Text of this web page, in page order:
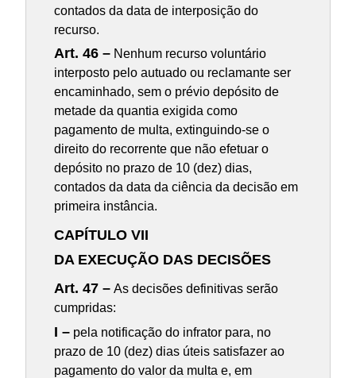
contados da data de interposição do
recurso.
Art. 46 – Nenhum recurso voluntário
interposto pelo autuado ou reclamante ser
encaminhado, sem o prévio depósito de
metade da quantia exigida como
pagamento de multa, extinguindo-se o
direito do recorrente que não efetuar o
depósito no prazo de 10 (dez) dias,
contados da data da ciência da decisão em
primeira instância.
CAPÍTULO VII
DA EXECUÇÃO DAS DECISÕES
Art. 47 – As decisões definitivas serão
cumpridas:
I – pela notificação do infrator para, no
prazo de 10 (dez) dias úteis satisfazer ao
pagamento do valor da multa e, em